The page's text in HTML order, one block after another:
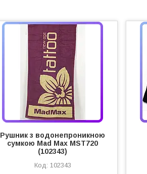
Рушник з водонепроникною
сумкою Mad Max MST720
(102343)
102343